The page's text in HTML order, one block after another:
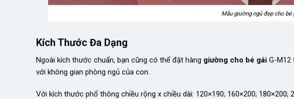
Mẫu giường ngủ đẹp cho bé
Kích Thước Đa Dạng
Ngoài kích thước chuẩn, bạn cũng có thể đặt hàng giường cho bé gái G-M12
với không gian phòng ngủ của con.
Với kích thước phổ thông chiều rộng x chiều dài: 120×190; 160×200;